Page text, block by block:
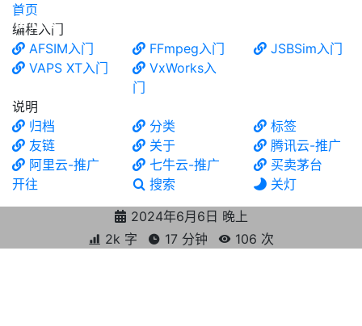
食铁兽
首页
编程入门
AFSIM入门
FFmpeg入门
JSBSim入门
VAPS XT入门
VxWorks入
门
说明
归档
分类
标签
友链
关于
腾讯云-推广
阿里云-推广
七牛云-推广
买卖茅台
开往
搜索
关灯
2024年6月6日 晚上
2k 字
17 分钟 106 次